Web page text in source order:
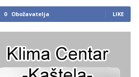
0 Obožavatelja LIKE